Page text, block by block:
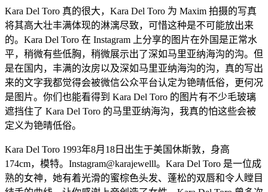
Kara Del Toro 真的很大，Kara Del Toro 为 Maxim 拍摄的写真
将其高大壮丰满体现的淋漓尽致，可惜这种是不可能放出来
的。Kara Del Toro 在 Instagram 上分享的图片在外国是正常水
平，稍微有些低胸，稍微展示出了深如马里亚纳海沟的沟。但
是在国内，丰满的汝房以及深如马里亚纳海沟的沟，真的写出
来的文字我都觉得会被微信公众平台认定为铯晴低俗，更何况
是图片。你们也能看得到 Kara Del Toro 的图片有不少毛玻璃
遮挡住了 Kara Del Toro 的马里亚纳海沟，我真的怕这些会被
定义为铯晴低俗。
Kara Del Toro 1993年8月18日出生于美国休斯敦，身高
174cm，模特。Instagram@karajewelll。Kara Del Toro 是一位成
熟的女神，她有着光滑的蜜棕色头发、蓬松的双唇和令人瞠目